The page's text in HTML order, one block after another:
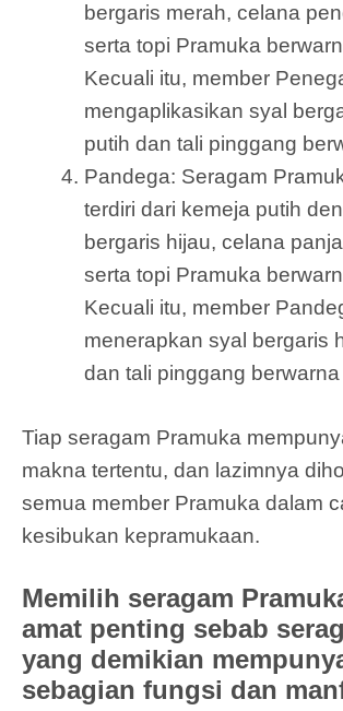
bergaris merah, celana
serta topi Pramuka
Kecuali itu, member
mengaplikasikan syal
putih dan tali pinggang
Pandega: Seragam
terdiri dari kemeja putih
bergaris hijau, celana
serta topi Pramuka
Kecuali itu, member
menerapkan syal bergaris
dan tali pinggang
Tiap seragam Pramuka
makna tertentu, dan lazimnya
semua member Pramuka dalam
kesibukan kepramukaan.
Memilih seragam
amat penting sebab
yang demikian
sebagian fungsi dan